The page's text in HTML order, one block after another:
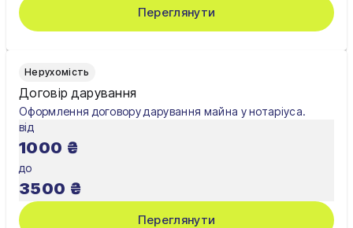
Переглянути
Нерухомість
Договір дарування
Оформлення договору дарування майна у нотаріуса.
від
1000 ₴
до
3500 ₴
Переглянути